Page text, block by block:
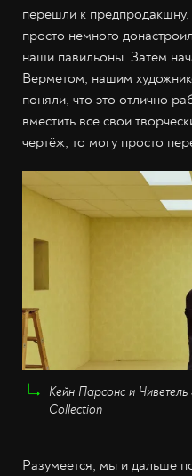
перешли к
просто немного
наши павильоны. Затем
Верметом, нашим
поняли, что это отлично
вместить все свои
чертёж, то могу просто
Кейн Парсонс и
Collection
Разумеется, мы и дальше